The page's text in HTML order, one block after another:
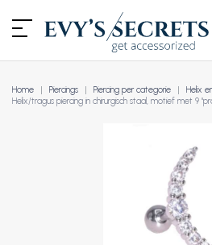
Home Piercings Piercing per categorie
Helix
Helix/tragus piercing in chirurgisch staal, motief met 9